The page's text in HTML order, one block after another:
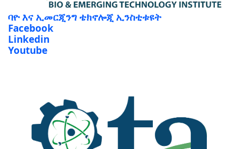
ባዮ እና ኢመርጂንግ ቴክኖሎጂ ኢንስቲቱዩት
Facebook
Linkedin
Youtube